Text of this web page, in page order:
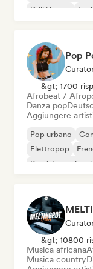
Drill/Jersey
Funk
Pop
&gt; 1700
Afrobeat /
Danza pop
Aggiungere
Pop urbano
Elettropop
Pop internazionale
&gt; 10800
Musica africana
Musica country